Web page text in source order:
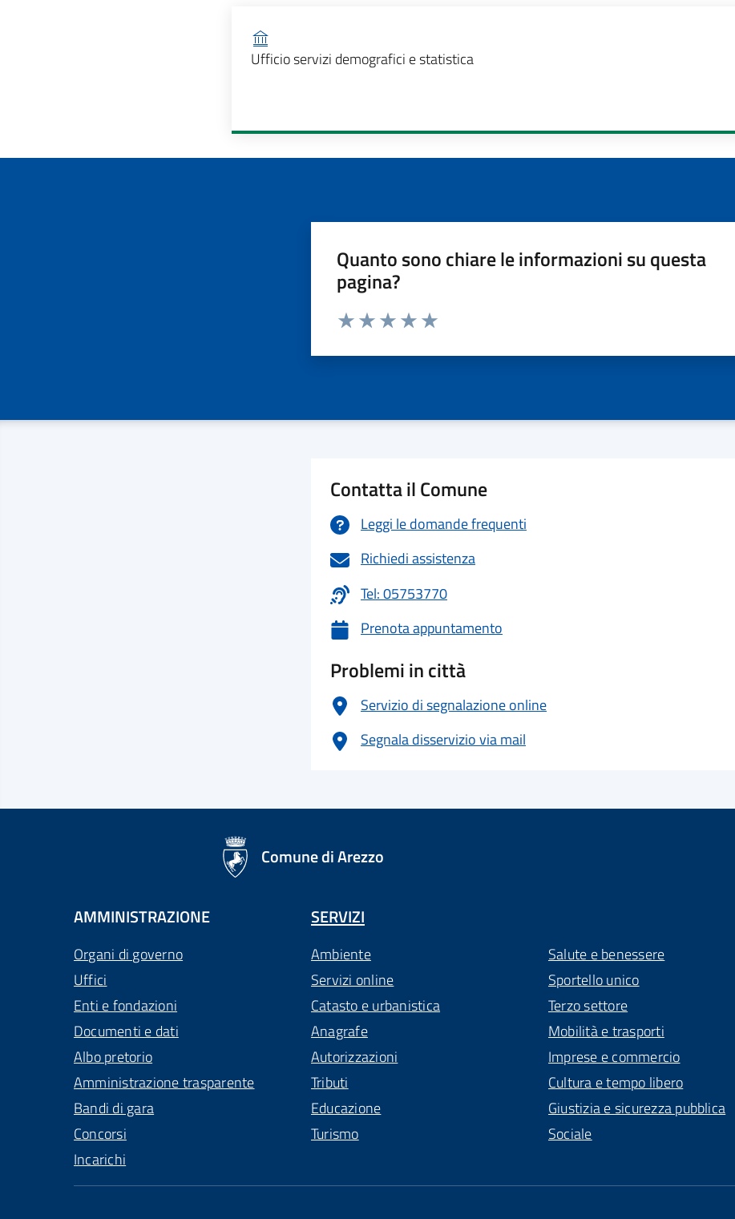
Ufficio competente
Ufficio servizi demografici e statistica
Quanto sono chiare le informazioni su questa
pagina?
Valuta da 1 a 5 stelle la pagina
Contatta il Comune
Leggi le domande frequenti
Richiedi assistenza
Tel: 05753770
Prenota appuntamento
Problemi in città
Servizio di segnalazione online
Segnala disservizio via mail
Comune di Arezzo
AMMINISTRAZIONE
Organi di governo
Uffici
Enti e fondazioni
Documenti e dati
Albo pretorio
Amministrazione trasparente
Bandi di gara
Concorsi
Incarichi
SERVIZI
Ambiente
Servizi online
Catasto e urbanistica
Anagrafe
Autorizzazioni
Tributi
Educazione
Turismo
Salute e benessere
Sportello unico
Terzo settore
Mobilità e trasporti
Imprese e commercio
Cultura e tempo libero
Giustizia e sicurezza pubblica
Sociale